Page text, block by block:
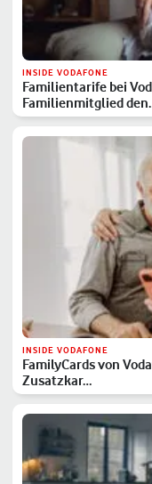
INSIDE VODAFONE
Familientarife bei
Familienmitglied
INSIDE VODAFONE
FamilyCards von
Zusatzkar…